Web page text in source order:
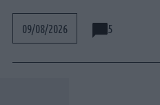
09/08/2026 5